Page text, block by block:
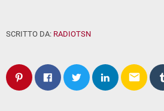
SCRITTO DA: RADIOTSN
email